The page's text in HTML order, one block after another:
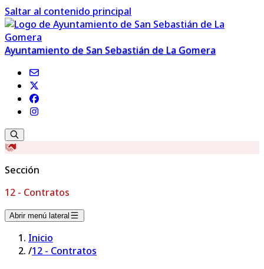
Saltar al contenido principal
Ayuntamiento de San Sebastián de La Gomera
Sección
12 - Contratos
Abrir menú lateral
Inicio
/12 - Contratos